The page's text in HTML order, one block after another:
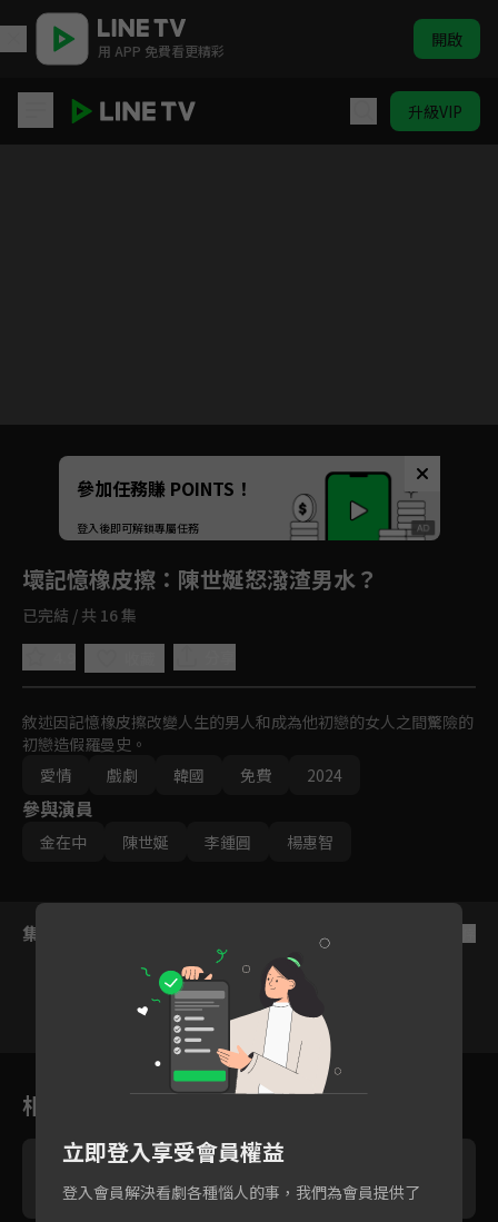
用 APP 免費看更精彩 開啟
升級VIP
Unmute
參加任務賺 POINTS！
登入後即可解鎖專屬任務
壞記憶橡皮擦 ：陳世娫怒潑渣男水？
已完結 / 共 16 集
敘述因記憶橡皮擦改變人生的男人和成為他初戀的女人之間驚險的
初戀造假羅曼史。
愛情
戲劇 韓國 免費 2024
參與演員
金在中 陳世娫 李鍾圓 楊惠智
集數列表
3 4
相關花絮
立即登入享受會員權益
登入會員解決看劇各種惱人的事，我們為會員提供了